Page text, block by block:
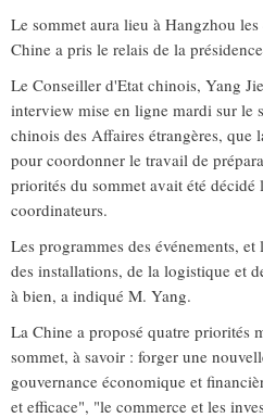
DOSSIERS
Le sommet aura lieu à Hangzhou
Chine a pris le relais de la
Le Conseiller d'Etat chinois, Yang
interview mise en ligne mardi sur le
chinois des Affaires étrangères,
pour coordonner le travail de
priorités du sommet avait été
coordinateurs.
Les programmes des événements,
des installations, de la logistique et
à bien, a indiqué M. Yang.
La Chine a proposé quatre priorités
sommet, à savoir : forger une
gouvernance économique et
et efficace", "le commerce et les